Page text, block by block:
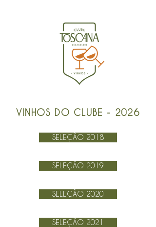
VINHOS DO CLUBE - 2026
SELEÇÃO 2018
SELEÇÃO 2019
SELEÇÃO 2020
SELEÇÃO 2021